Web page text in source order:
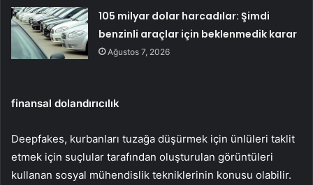
105 milyar dolar harcadılar: Şimdi
benzinli araçlar için beklenmedik karar
Ağustos 7, 2026
finansal dolandırıcılık
Deepfakes, kurbanları tuzağa düşürmek için ünlüleri taklit
etmek için suçlular tarafından oluşturulan görüntüleri
kullanan sosyal mühendislik tekniklerinin konusu olabilir.